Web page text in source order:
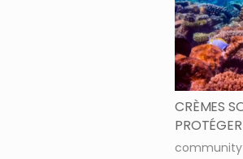
CRÈMES
community